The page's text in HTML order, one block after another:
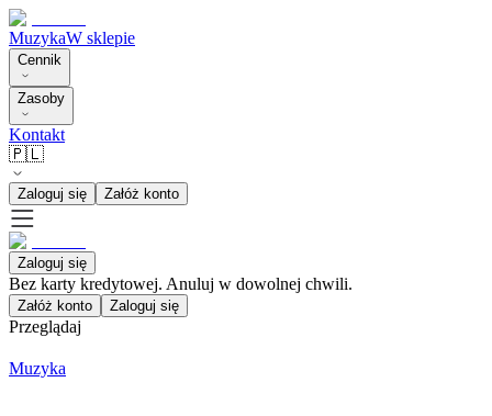
MuzykaW sklepie
Cennik
Zasoby
Kontakt
🇵🇱
Zaloguj się Załóż konto
Zaloguj się
Bez karty kredytowej. Anuluj w dowolnej chwili.
Załóż konto Zaloguj się
Przeglądaj
Muzyka